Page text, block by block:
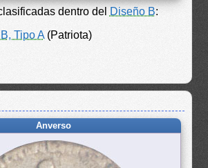
dentro del Diseño B:
Tipo A(Patriota)
Anverso